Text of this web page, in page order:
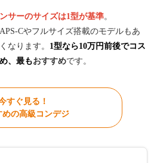
サーのサイズは1型が基準。
Cやフルサイズ搭載のモデルもあ
なります。 1型なら10万円前後でコス
、最もおすすめです。
すぐ見る！
めの高級コンデジ